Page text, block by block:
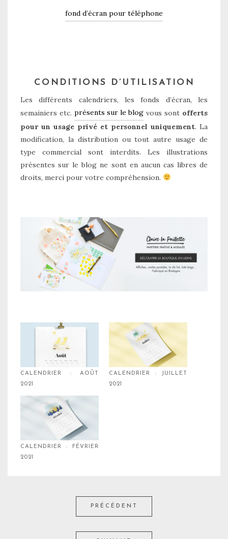
fond d’écran pour téléphone
CONDITIONS D’UTILISATION
Les différents calendriers, les fonds d’écran, les
semainiers etc. présents sur le blog vous sont offerts
pour un usage privé et personnel uniquement. La
modification, la distribution ou tout autre usage de
type commercial sont interdits. Les illustrations
présentes sur le blog ne sont en aucun cas libres de
droits, merci pour votre compréhension.
CALENDRIER : AOÛT
2021
CALENDRIER : JUILLET
2021
CALENDRIER : FÉVRIER
2021
PRÉCÉDENT